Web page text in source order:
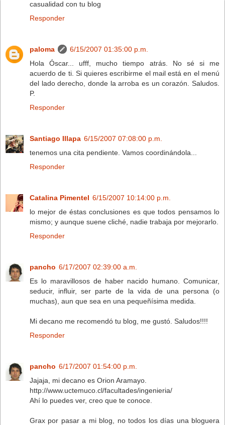
casualidad con tu blog
Responder
paloma
6/15/2007 01:35:00 p.m.
Hola Óscar... ufff, mucho tiempo atrás. No sé si me
acuerdo de ti. Si quieres escribirme el mail está en el menú
del lado derecho, donde la arroba es un corazón. Saludos.
P.
Responder
Santiago Illapa 6/15/2007 07:08:00 p.m.
tenemos una cita pendiente. Vamos coordinándola...
Responder
Catalina Pimentel 6/15/2007 10:14:00 p.m.
lo mejor de éstas conclusiones es que todos pensamos lo
mismo; y aunque suene cliché, nadie trabaja por mejorarlo.
Responder
pancho 6/17/2007 02:39:00 a.m.
Es lo maravillosos de haber nacido humano. Comunicar,
seducir, influir, ser parte de la vida de una persona (o
muchas), aun que sea en una pequeñísima medida.
Mi decano me recomendó tu blog, me gustó. Saludos!!!!
Responder
pancho 6/17/2007 01:54:00 p.m.
Jajaja, mi decano es Orion Aramayo.
http://www.uctemuco.cl/facultades/ingenieria/
Ahí lo puedes ver, creo que te conoce.
Grax por pasar a mi blog, no todos los días una bloguera